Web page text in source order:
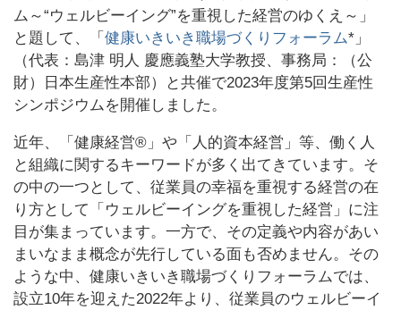
ム～“ウェルビーイング”を重視した経営のゆくえ～」
と題して、「 健康いきいき職場づくりフォーラム*」
（代表：島津 明人 慶應義塾大学教授、事務局：（公
財）日本生産性本部）と共催で2023年度第5回生産性
シンポジウムを開催しました。
近年、「健康経営®」や「人的資本経営」等、働く人
と組織に関するキーワードが多く出てきています。そ
の中の一つとして、従業員の幸福を重視する経営の在
り方として「ウェルビーイングを重視した経営」に注
目が集まっています。一方で、その定義や内容があい
まいなまま概念が先行している面も否めません。その
ような中、健康いきいき職場づくりフォーラムでは、
設立10年を迎えた2022年より、従業員のウェルビーイ